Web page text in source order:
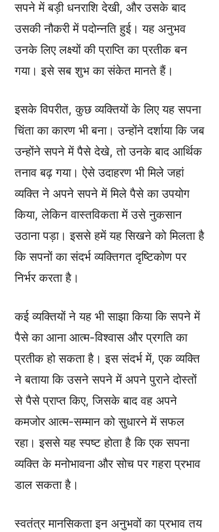
सपने में बड़ी धनराशि देखी, और उसके बाद
उसकी नौकरी में पदोन्नति हुई। यह अनुभव
उनके लिए लक्ष्यों की प्राप्ति का प्रतीक बन
गया। इसे सब शुभ का संकेत मानते हैं।
इसके विपरीत, कुछ व्यक्तियों के लिए यह सपना
चिंता का कारण भी बना। उन्होंने दर्शाया कि जब
उन्होंने सपने में पैसे देखे, तो उनके बाद आर्थिक
तनाव बढ़ गया। ऐसे उदाहरण भी मिले जहां
व्यक्ति ने अपने सपने में मिले पैसे का उपयोग
किया, लेकिन वास्तविकता में उसे नुकसान
उठाना पड़ा। इससे हमें यह सिखने को मिलता है
कि सपनों का संदर्भ व्यक्तिगत दृष्टिकोण पर
निर्भर करता है।
कई व्यक्तियों ने यह भी साझा किया कि सपने में
पैसे का आना आत्म-विश्वास और प्रगति का
प्रतीक हो सकता है। इस संदर्भ में, एक व्यक्ति
ने बताया कि उसने सपने में अपने पुराने दोस्तों
से पैसे प्राप्त किए, जिसके बाद वह अपने
कमजोर आत्म-सम्मान को सुधारने में सफल
रहा। इससे यह स्पष्ट होता है कि एक सपना
व्यक्ति के मनोभावना और सोच पर गहरा प्रभाव
डाल सकता है।
स्वतंत्र मानसिकता इन अनुभवों का प्रभाव तय